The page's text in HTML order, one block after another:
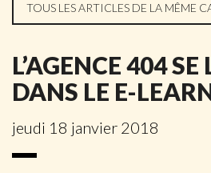
TOUS LES ARTICLES DE LA MÊME
L’AGENCE 404 SE
DANS LE E-
jeudi 18 janvier 2018